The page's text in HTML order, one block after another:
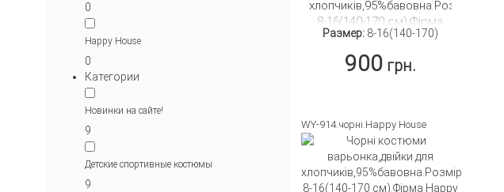
0
Happy House
0
Категории
Новинки на сайте!
9
Детские спортивные костюмы
9
хлопчиків,95%бавовна.Розмір
8-16(140-170 см).Фірма
Happy House,Польща.
Размер: 8-16(140-170)
900грн.
ПОДРОБНЕЕ
WY-914.чорні.Happy House